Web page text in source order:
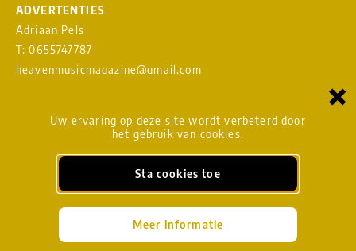
Uw ervaring op deze site wordt verbeterd door
het gebruik van cookies.
Sta cookies toe
Meer informatie
×
ADVERTENTIES
Adriaan Pels
T: 0655747787
heavenmusicmagazine@gmail.com
BLADMANAGEMENT
heavenmusicmagazine@gmail.com